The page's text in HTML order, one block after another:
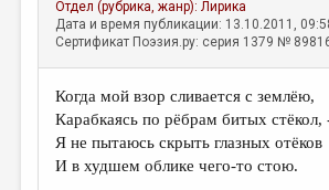
КОММЕНТАРИИ
ЛИТСАЛОН
НОВОСТИ
ПРАВИЛА САЙТА
Отдел (рубрика, жанр):Лирика
Дата и время публикации: 13.10.2011,
Сертификат Поэзия.ру: серия 1379 №
Когда мой взор сливается с землёю,
Карабкаясь по рёбрам битых стёкол,
Я не пытаюсь скрыть глазных отёков
И в худшем облике чего-то стою.